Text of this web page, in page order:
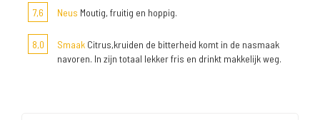
7,6 Neus Moutig, fruitig en hoppig.
8,0 Smaak Citrus,kruiden de bitterheid komt in de nasmaak
navoren. In zijn totaal lekker fris en drinkt makkelijk weg.